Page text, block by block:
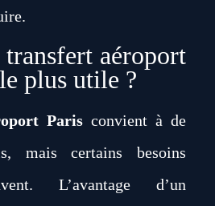
aéroport
plus utile ?
Paris convient à de
mais certains besoins
L’avantage d’un